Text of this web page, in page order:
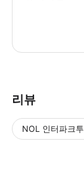
리뷰
NOL 인터파크